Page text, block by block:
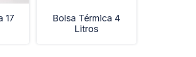
17
Bolsa Térmica 4
Litros